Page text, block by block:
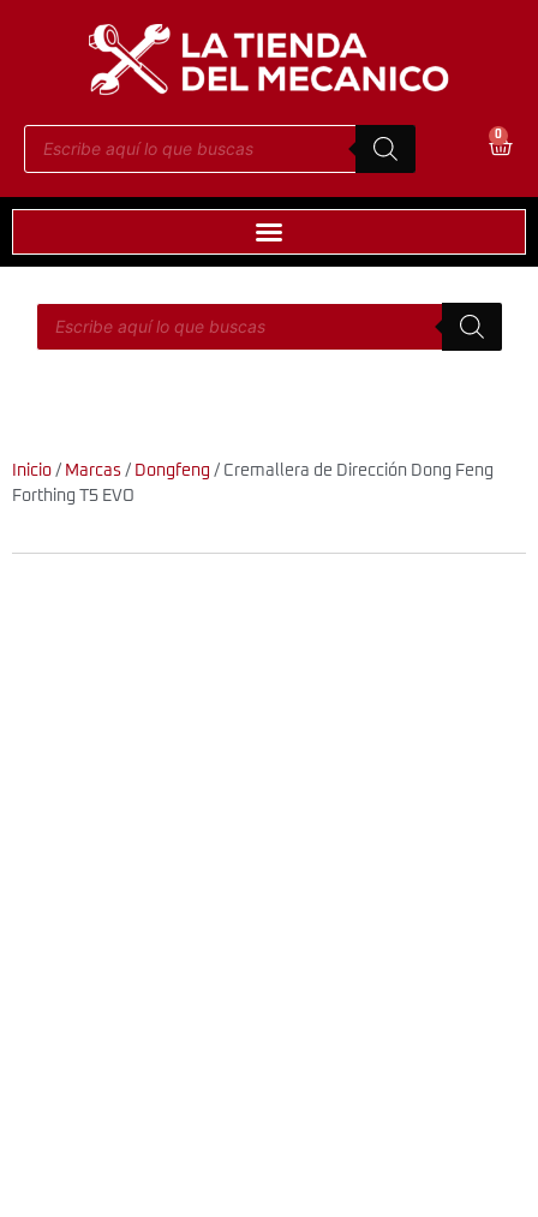
0
Inicio / Marcas / Dongfeng / Cremallera de Dirección Dong Feng
Forthing T5 EVO